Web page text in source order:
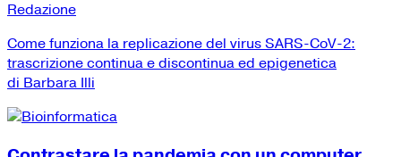
Redazione
Come funziona la replicazione del virus SARS-CoV-2:
trascrizione continua e discontinua ed epigenetica
di Barbara Illi